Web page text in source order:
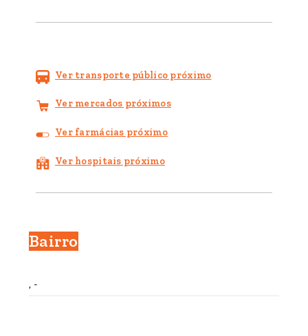
Ver transporte público próximo
Ver mercados próximos
Ver farmácias próximo
Ver hospitais próximo
Bairro
, -